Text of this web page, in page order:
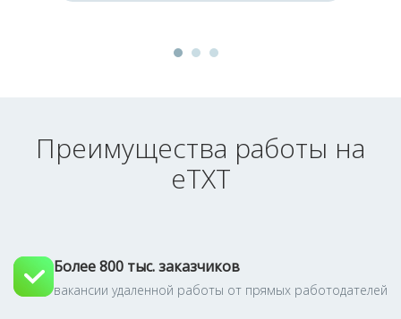
Преимущества работы на
eTXT
Более 800 тыс. заказчиков
вакансии удаленной работы от прямых работодателей